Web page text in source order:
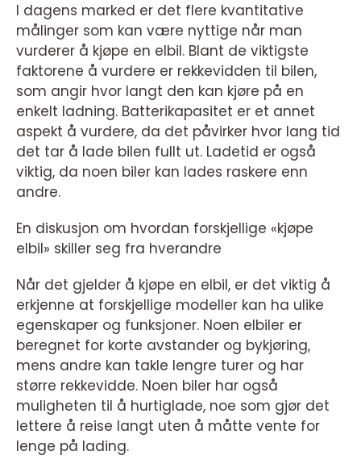
I dagens marked er det flere kvantitative
målinger som kan være nyttige når man
vurderer å kjøpe en elbil. Blant de viktigste
faktorene å vurdere er rekkevidden til bilen,
som angir hvor langt den kan kjøre på en
enkelt ladning. Batterikapasitet er et annet
aspekt å vurdere, da det påvirker hvor lang tid
det tar å lade bilen fullt ut. Ladetid er også
viktig, da noen biler kan lades raskere enn
andre.
En diskusjon om hvordan forskjellige «kjøpe
elbil» skiller seg fra hverandre
Når det gjelder å kjøpe en elbil, er det viktig å
erkjenne at forskjellige modeller kan ha ulike
egenskaper og funksjoner. Noen elbiler er
beregnet for korte avstander og bykjøring,
mens andre kan takle lengre turer og har
større rekkevidde. Noen biler har også
muligheten til å hurtiglade, noe som gjør det
lettere å reise langt uten å måtte vente for
lenge på lading.